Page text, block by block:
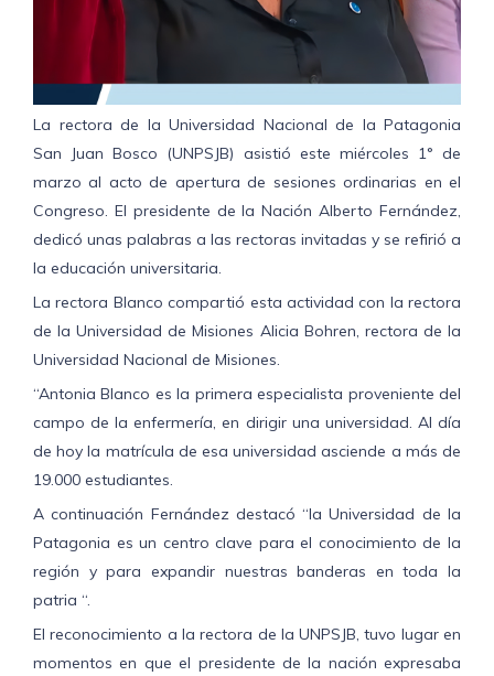
La rectora de la Universidad Nacional de la Patagonia
San Juan Bosco (UNPSJB) asistió este miércoles 1° de
marzo al acto de apertura de sesiones ordinarias en el
Congreso. El presidente de la Nación Alberto Fernández,
dedicó unas palabras a las rectoras invitadas y se refirió a
la educación universitaria.
La rectora Blanco compartió esta actividad con la rectora
de la Universidad de Misiones Alicia Bohren, rectora de la
Universidad Nacional de Misiones.
“Antonia Blanco es la primera especialista proveniente del
campo de la enfermería, en dirigir una universidad. Al día
de hoy la matrícula de esa universidad asciende a más de
19.000 estudiantes.
A continuación Fernández destacó “la Universidad de la
Patagonia es un centro clave para el conocimiento de la
región y para expandir nuestras banderas en toda la
patria “.
El reconocimiento a la rectora de la UNPSJB, tuvo lugar en
momentos en que el presidente de la nación expresaba